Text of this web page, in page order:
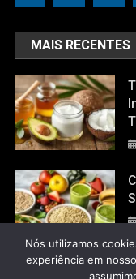
MAIS RECENTES
Nós utilizamos
experiência em